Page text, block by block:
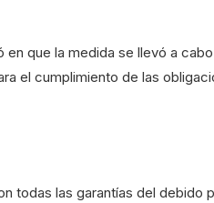
en que la medida se llevó a
el cumplimiento de las
todas las garantías del debido